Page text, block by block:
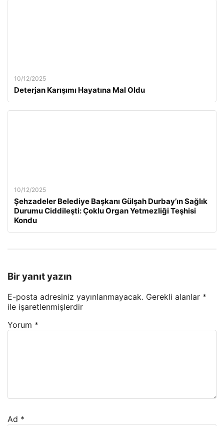
10/12/2025
Deterjan Karışımı Hayatına Mal Oldu
10/12/2025
Şehzadeler Belediye Başkanı Gülşah Durbay’ın Sağlık
Durumu Ciddileşti: Çoklu Organ Yetmezliği Teşhisi
Kondu
Bir yanıt yazın
E-posta adresiniz yayınlanmayacak. Gerekli alanlar *
ile işaretlenmişlerdir
Yorum *
Ad *